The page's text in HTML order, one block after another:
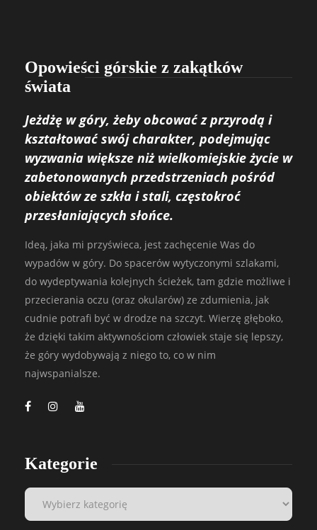
Opowieści górskie z zakątków
świata
Jeżdżę w góry, żeby obcować z przyrodą i
kształtować swój charakter, podejmując
wyzwania większe niż wielkomiejskie życie w
zabetonowanych przedstrzeniach pośród
obiektów ze szkła i stali, częstokroć
przesłaniających słońce.
Ideą, jaka mi przyświeca, jest zachęcenie Was do
wypadów w góry. Do spacerów wytyczonymi szlakami,
do wydeptywania kolejnych ścieżek, tam gdzie możliwe i
przecierania oczu (oraz okularów) ze zdumienia, jak
cudnie potrafi być w drodze na szczyt. Wierzę głęboko,
że dzięki takim aktywnościom człowiek staje się lepszy,
że góry wydobywają z niego to, co w nim
najwspanialsze.
Kategorie